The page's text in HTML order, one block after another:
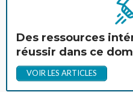
Des ressources
réussir dans ce
VOIR LES ARTICLES